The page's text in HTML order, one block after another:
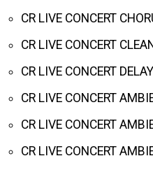
CR LIVE CONCERT
CR LIVE CONCERT CLEAN
CR LIVE CONCERT
CR LIVE CONCERT
CR LIVE CONCERT
CR LIVE CONCERT